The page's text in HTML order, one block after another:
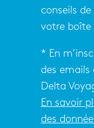
conseils
votre boîte
* En
des emails
Delta
En savoir
des